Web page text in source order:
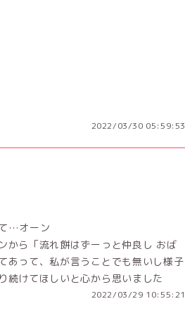
2022/03/30 05:59:53
…オーン
から「流れ餅はずーっと仲良し おば
あって、私が言うことでも無いし様子
続けてほしいと心から思いました
2022/03/29 10:55:21